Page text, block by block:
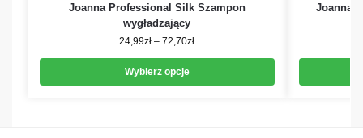
Joanna Professional Silk Szampon
wygładzający
24,99zł – 72,70zł
Wybierz opcje
Joanna